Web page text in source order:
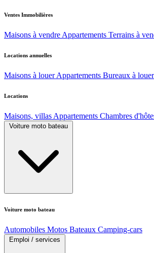
Ventes Immobilières
Maisons à vendre Appartements Terrains à
Locations annuelles
Maisons à louer Appartements Bureaux à louer
Locations
Maisons, villas Appartements Chambres
Voiture moto bateau
Voiture moto bateau
Automobiles Motos Bateaux Camping-cars
Emploi / services